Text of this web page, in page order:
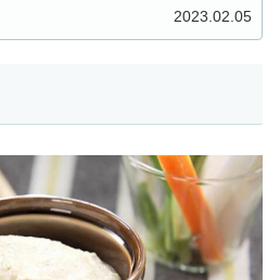
2023.02.05